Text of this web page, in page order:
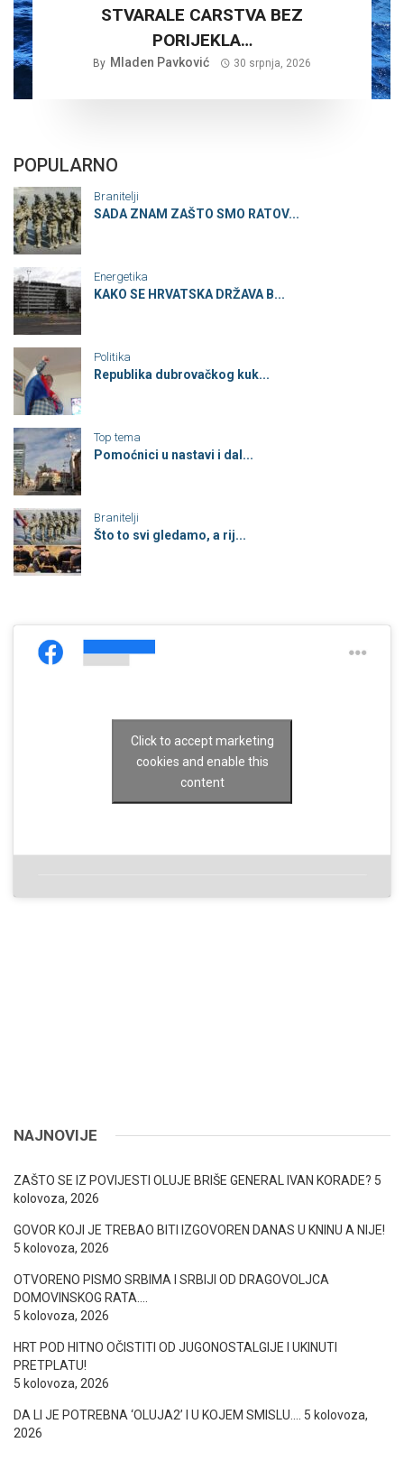
STVARALE CARSTVA BEZ
PORIJEKLA…
By Mladen Pavković 30 srpnja, 2026
POPULARNO
Branitelji
SADA ZNAM ZAŠTO SMO RATOV...
Energetika
KAKO SE HRVATSKA DRŽAVA B...
Politika
Republika dubrovačkog kuk...
Top tema
Pomoćnici u nastavi i dal...
Branitelji
Što to svi gledamo, a rij...
Click to accept marketing
cookies and enable this
content
NAJNOVIJE
ZAŠTO SE IZ POVIJESTI OLUJE BRIŠE GENERAL IVAN KORADE? 5
kolovoza, 2026
GOVOR KOJI JE TREBAO BITI IZGOVOREN DANAS U KNINU A NIJE!
5 kolovoza, 2026
OTVORENO PISMO SRBIMA I SRBIJI OD DRAGOVOLJCA
DOMOVINSKOG RATA….
5 kolovoza, 2026
HRT POD HITNO OČISTITI OD JUGONOSTALGIJE I UKINUTI
PRETPLATU!
5 kolovoza, 2026
DA LI JE POTREBNA ‘OLUJA2’ I U KOJEM SMISLU…. 5 kolovoza,
2026